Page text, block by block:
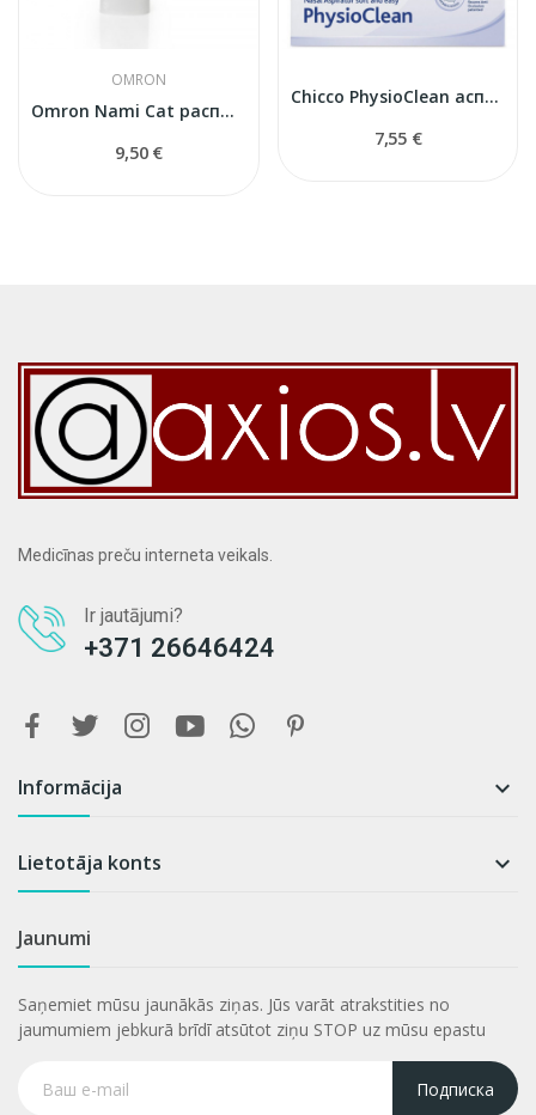
OMRON
Omron Nami Cat распылитель
9,50 €
Chicco PhysioClean аспиратор
7,55 €
Medicīnas preču interneta veikals.
Ir jautājumi?
+371 26646424
Informācija 
Lietotāja konts 
Jaunumi
Saņemiet mūsu jaunākās ziņas. Jūs varāt atrakstities no
jaumumiem jebkurā brīdī atsūtot ziņu STOP uz mūsu epastu
Подписка